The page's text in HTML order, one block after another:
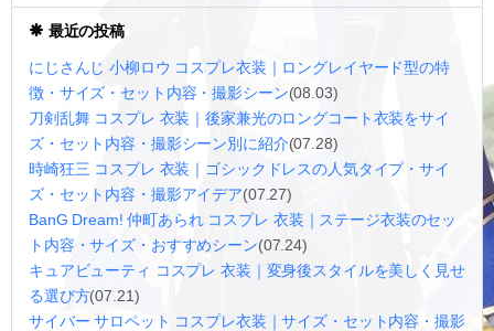
最近の投稿
にじさんじ 小柳ロウ コスプレ衣装｜ロングレイヤード型の特
徴・サイズ・セット内容・撮影シーン(08.03)
刀剣乱舞 コスプレ 衣装｜後家兼光のロングコート衣装をサイ
ズ・セット内容・撮影シーン別に紹介(07.28)
時崎狂三 コスプレ 衣装｜ゴシックドレスの人気タイプ・サイ
ズ・セット内容・撮影アイデア(07.27)
BanG Dream! 仲町あられ コスプレ 衣装｜ステージ衣装のセッ
ト内容・サイズ・おすすめシーン(07.24)
キュアビューティ コスプレ 衣装｜変身後スタイルを美しく見せ
る選び方(07.21)
サイバー サロペット コスプレ衣装｜サイズ・セット内容・撮影